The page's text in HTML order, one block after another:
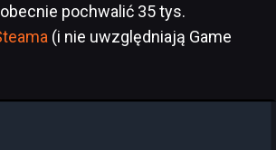
pochwalić 35 tys.
(i nie uwzględniają Game